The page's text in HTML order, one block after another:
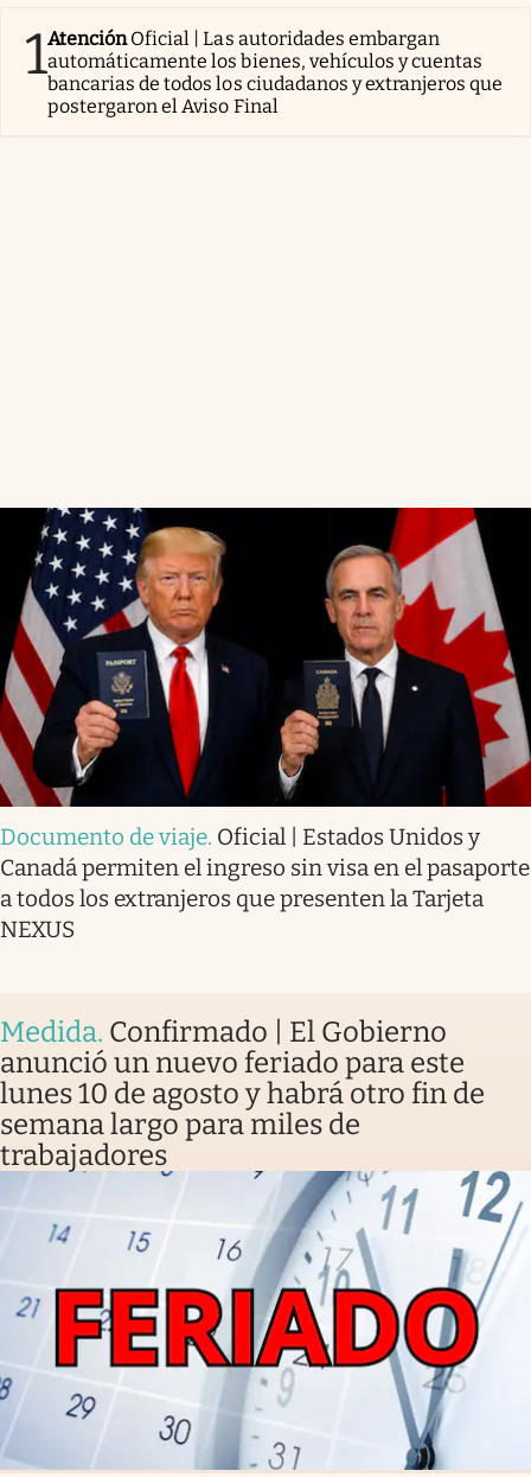
1AtenciónOficial | Las autoridades embargan
automáticamente los bienes, vehículos y cuentas
bancarias de todos los ciudadanos y extranjeros que
postergaron el Aviso Final
Documento de viaje. Oficial | Estados Unidos y
Canadá permiten el ingreso sin visa en el pasaporte
a todos los extranjeros que presenten la Tarjeta
NEXUS
Medida. Confirmado | El Gobierno
anunció un nuevo feriado para este
lunes 10 de agosto y habrá otro fin de
semana largo para miles de
trabajadores